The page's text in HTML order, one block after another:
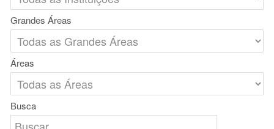
Grandes Áreas
Áreas
Busca